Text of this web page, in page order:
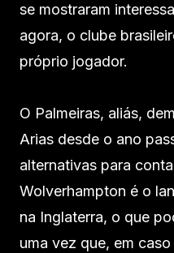
se mostraram
agora, o clube
próprio jogador.
O Palmeiras, aliás,
Arias desde o ano
alternativas para
Wolverhampton é o
na Inglaterra, o que
uma vez que, em